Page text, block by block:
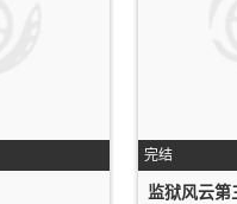
完结
监狱风云第